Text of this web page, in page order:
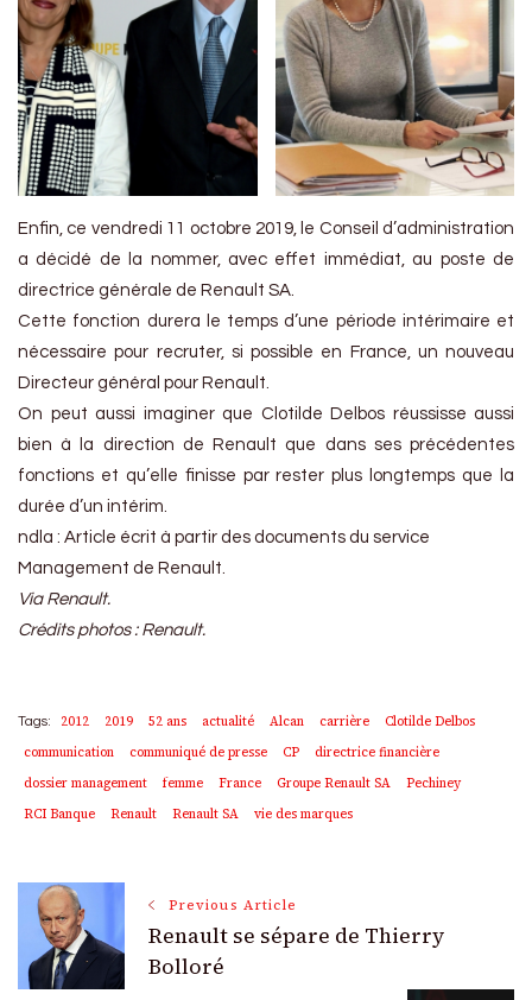
Enfin, ce vendredi 11 octobre 2019, le Conseil d’administration
a décidé de la nommer, avec effet immédiat, au poste de
directrice générale de Renault SA.
Cette fonction durera le temps d’une période intérimaire et
nécessaire pour recruter, si possible en France, un nouveau
Directeur général pour Renault.
On peut aussi imaginer que Clotilde Delbos réussisse aussi
bien à la direction de Renault que dans ses précédentes
fonctions et qu’elle finisse par rester plus longtemps que la
durée d’un intérim.
ndla : Article écrit à partir des documents du service
Management de Renault.
Via Renault.
Crédits photos : Renault.
Tags: 2012 2019 52 ans actualité Alcan carrière
Clotilde Delbos
communication
communiqué de presse CP
directrice financière
dossier management
femme France Groupe Renault SA
Pechiney
RCI Banque
Renault Renault SA vie des marques
Post
Navigation
Previous Article
Renault se sépare de Thierry
Bolloré